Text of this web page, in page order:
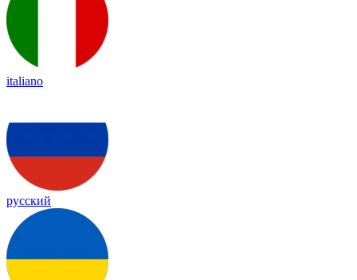
italiano
русский